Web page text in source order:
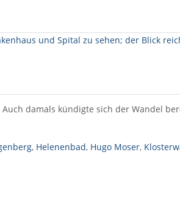
damals kündigte sich der Wandel
, Helenenbad, Hugo Moser,